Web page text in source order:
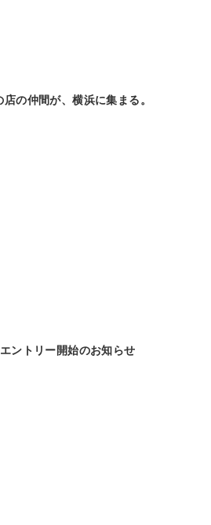
の仲間が、横浜に集まる。
ントリー開始のお知らせ